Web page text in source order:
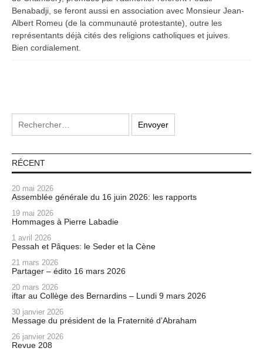
Benabadji, se feront aussi en association avec Monsieur Jean-
Albert Romeu (de la communauté protestante), outre les
représentants déjà cités des religions catholiques et juives.
Bien cordialement.
RÉCENT
20 mai 2026
Assemblée générale du 16 juin 2026: les rapports
19 mai 2026
Hommages à Pierre Labadie
1 avril 2026
Pessah et Pâques: le Seder et la Cène
21 mars 2026
Partager – édito 16 mars 2026
20 mars 2026
iftar au Collège des Bernardins – Lundi 9 mars 2026
30 janvier 2026
Message du président de la Fraternité d’Abraham
26 janvier 2026
Revue 208